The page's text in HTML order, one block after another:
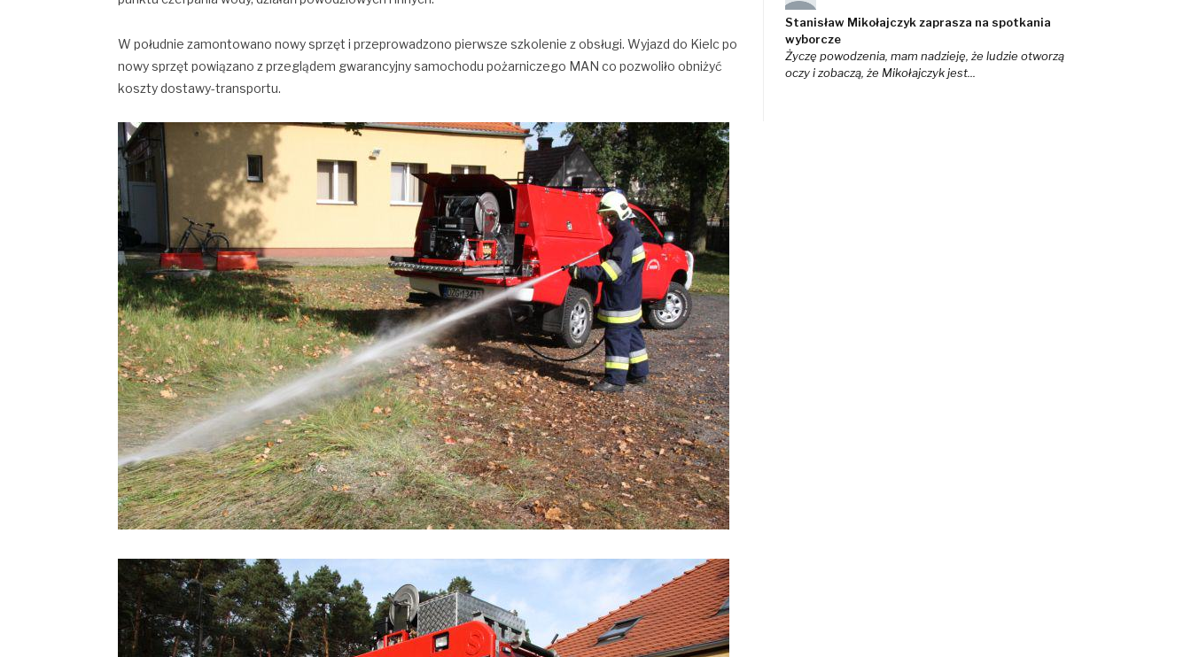
W południe zamontowano nowy sprzęt i przeprowadzono pierwsze szkolenie z obsługi. Wyjazd do Kielc po
nowy sprzęt powiązano z przeglądem gwarancyjny samochodu pożarniczego MAN co pozwoliło obniżyć
koszty dostawy-transportu.
Stanisław Mikołajczyk zaprasza na spotkania
wyborcze
Życzę powodzenia, mam nadzieję, że ludzie otworzą
oczy i zobaczą, że Mikołajczyk jest...